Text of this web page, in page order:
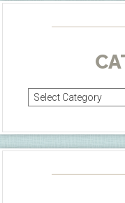
Categories